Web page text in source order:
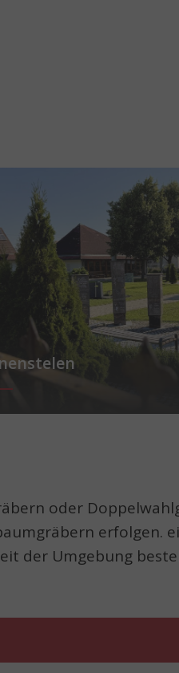
version for:
oder
erfolgen.
der Umgebung